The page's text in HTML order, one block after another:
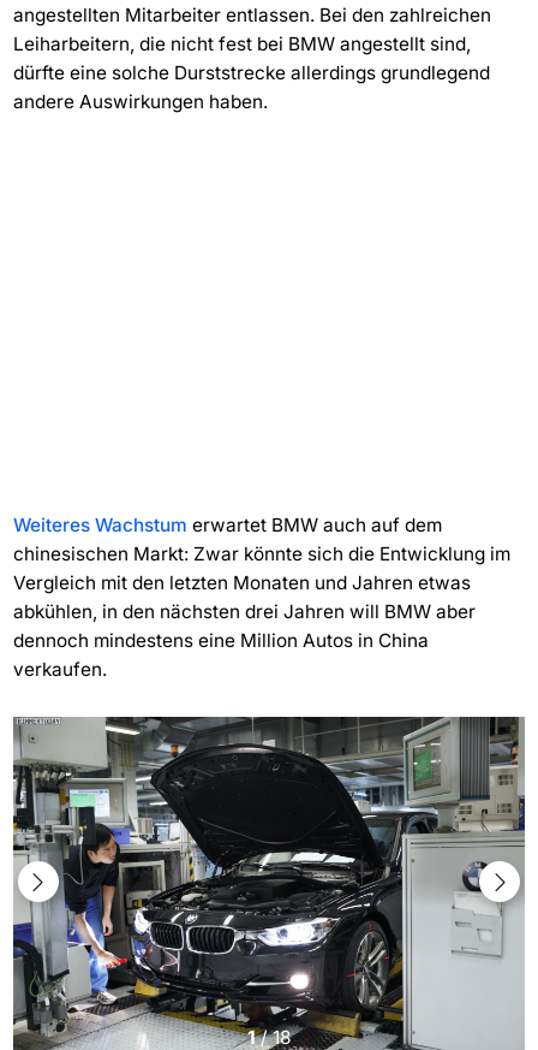
angestellten Mitarbeiter entlassen. Bei den zahlreichen
Leiharbeitern, die nicht fest bei BMW angestellt sind,
dürfte eine solche Durststrecke allerdings grundlegend
andere Auswirkungen haben.
Weiteres Wachstum erwartet BMW auch auf dem
chinesischen Markt: Zwar könnte sich die Entwicklung im
Vergleich mit den letzten Monaten und Jahren etwas
abkühlen, in den nächsten drei Jahren will BMW aber
dennoch mindestens eine Million Autos in China
verkaufen.
1/18